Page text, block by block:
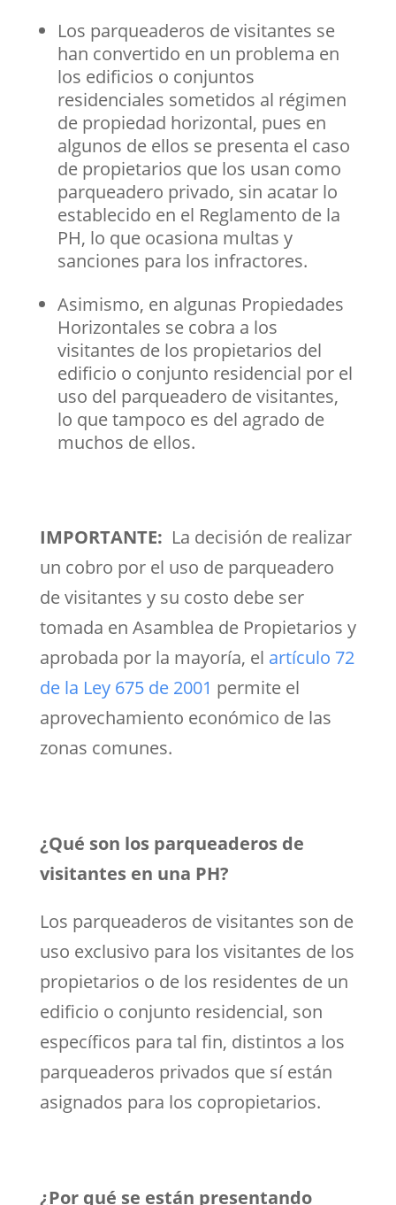
Los parqueaderos de visitantes se
han convertido en un problema en
los edificios o conjuntos
residenciales sometidos al régimen
de propiedad horizontal, pues en
algunos de ellos se presenta el caso
de propietarios que los usan como
parqueadero privado, sin acatar lo
establecido en el Reglamento de la
PH, lo que ocasiona multas y
sanciones para los infractores.
Asimismo, en algunas Propiedades
Horizontales se cobra a los
visitantes de los propietarios del
edificio o conjunto residencial por el
uso del parqueadero de visitantes,
lo que tampoco es del agrado de
muchos de ellos.
IMPORTANTE: La decisión de realizar
un cobro por el uso de parqueadero
de visitantes y su costo debe ser
tomada en Asamblea de Propietarios y
aprobada por la mayoría, el artículo 72
de la Ley 675 de 2001 permite el
aprovechamiento económico de las
zonas comunes.
¿Qué son los parqueaderos de
visitantes en una PH?
Los parqueaderos de visitantes son de
uso exclusivo para los visitantes de los
propietarios o de los residentes de un
edificio o conjunto residencial, son
específicos para tal fin, distintos a los
parqueaderos privados que sí están
asignados para los copropietarios.
¿Por qué se están presentando